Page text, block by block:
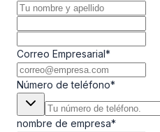
Correo Empresarial*
Número de teléfono*
nombre de empresa*